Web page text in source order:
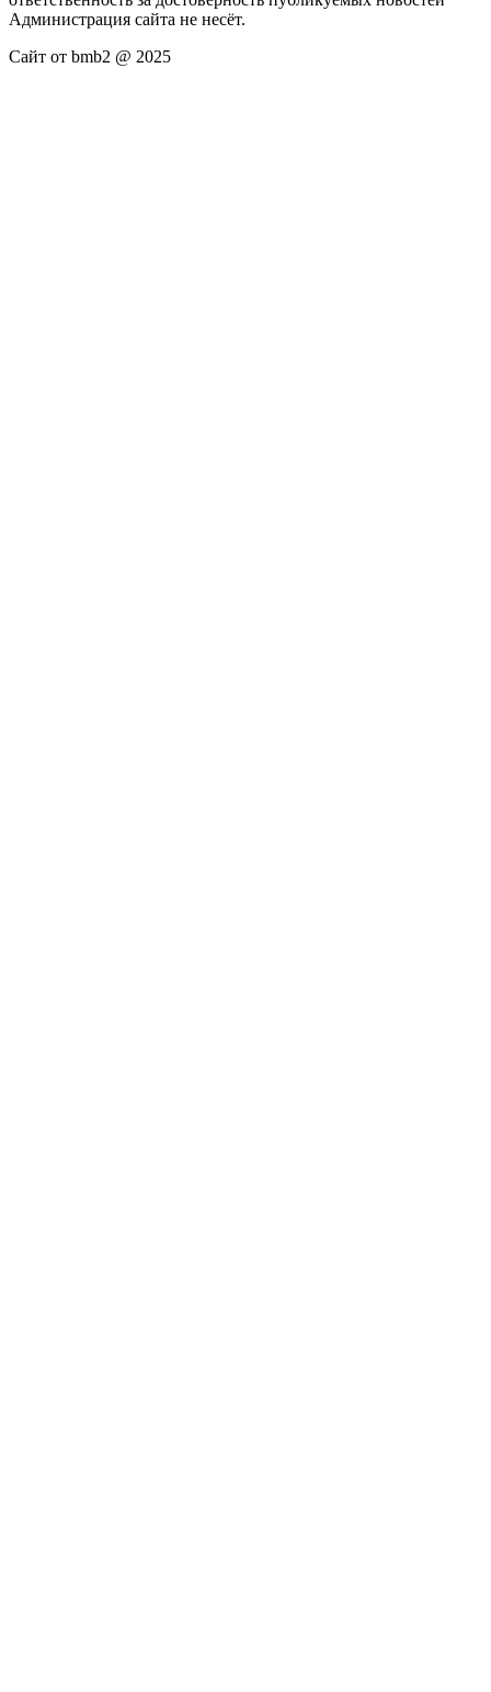
Администрация сайта не несёт.
Сайт от bmb2 @ 2025